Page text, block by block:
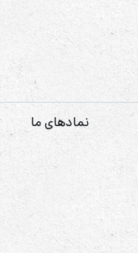
نمادهای ما